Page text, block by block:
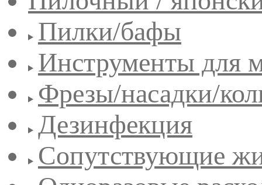
Пилки/бафы
Инструменты для
Фрезы/насадки/
Дезинфекция
Сопутствующие